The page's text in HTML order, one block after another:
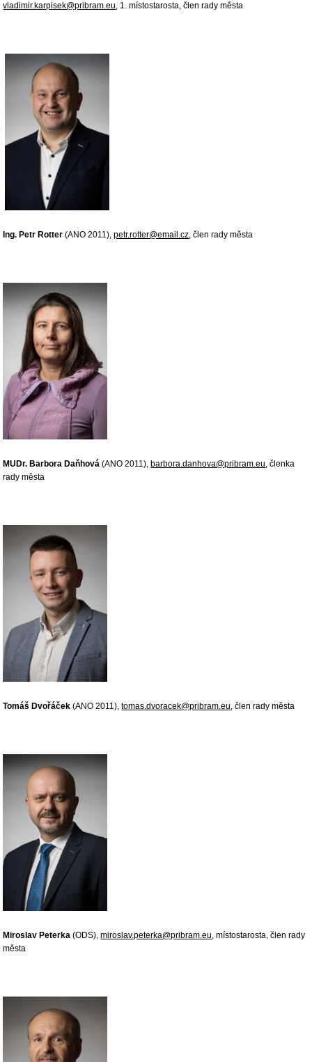
vladimir.karpisek@pribram.eu, 1. místostarosta, člen rady města
Ing. Petr Rotter (ANO 2011),petr.rotter@email.cz, člen rady města
MUDr. Barbora Daňhová(ANO 2011), barbora.danhova@pribram.eu, členka
rady města
Tomáš Dvořáček (ANO 2011),tomas.dvoracek@pribram.eu, člen rady města
Miroslav Peterka(ODS),miroslav.peterka@pribram.eu, místostarosta, člen rady
města